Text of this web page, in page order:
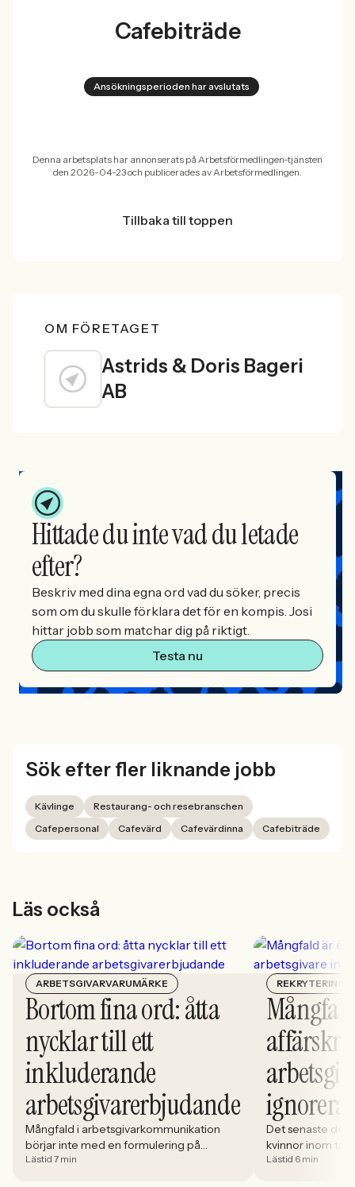
Cafebiträde
Ansökningsperioden har avslutats
Denna arbetsplats har annonserats på Arbetsförmedlingen-tjänsten
den 2026-04-23 och publicerades av Arbetsförmedlingen.
Tillbaka till toppen
OM FÖRETAGET
Astrids & Doris Bageri
AB
Hittade du inte vad du letade
efter?
Beskriv med dina egna ord vad du söker, precis
som om du skulle förklara det för en kompis. Josi
hittar jobb som matchar dig på riktigt.
Testa nu
Sök efter fler liknande jobb
Kävlinge
Restaurang- och resebranschen
Cafepersonal
Cafevärd Cafevärdinna Cafebiträde
Läs också
ARBETSGIVARVARUMÄRKE
Bortom fina ord: åtta
nycklar till ett
inkluderande
arbetsgivarerbjudande
Mångfald i arbetsgivarkommunikation
börjar inte med en formulering på
karriärsidan. Den börjar i hur rekryteringen
Lästid 7 min
REKRYTERING
ignorera
Det senaste
kvinnor inom
stadigt på 30%.
Lästid 6 min